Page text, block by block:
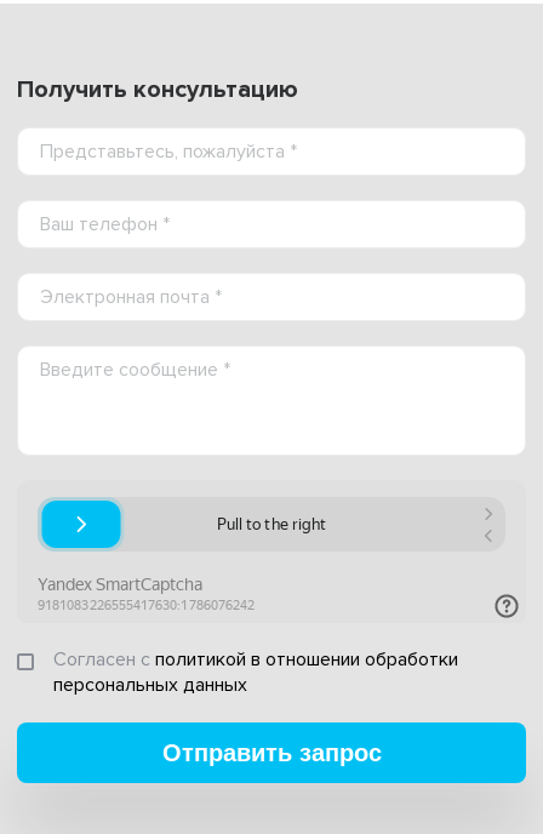
Получить консультацию
Согласен с политикой в отношении обработки
персональных данных
Отправить запрос